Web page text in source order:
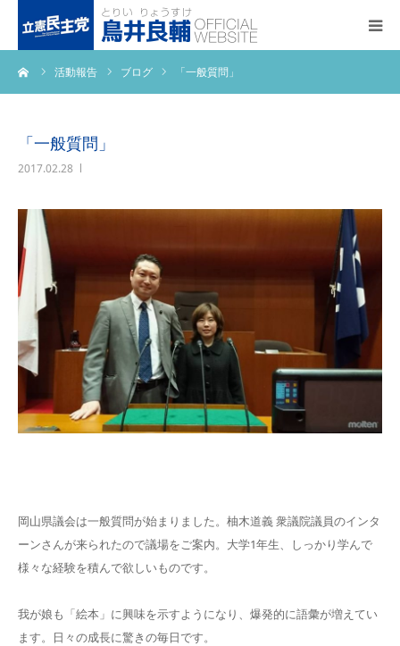
活動報告 ブログ 「一般質問」
「一般質問」
2017.02.28
岡山県議会は一般質問が始まりました。柚木道義 衆議院議員のインタ
ーンさんが来られたので議場をご案内。大学1年生、しっかり学んで
様々な経験を積んで欲しいものです。
我が娘も「絵本」に興味を示すようになり、爆発的に語彙が増えてい
ます。日々の成長に驚きの毎日です。
トップページ
プロフィール
活動報告